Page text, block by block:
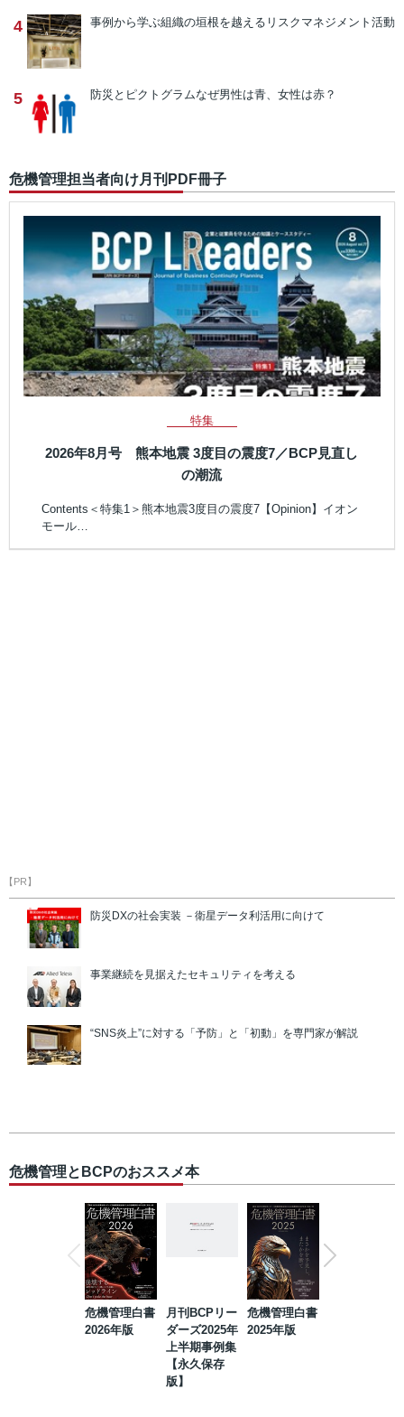
4 事例から学ぶ組織の垣根を越えるリスクマネジメント活動
5 防災とピクトグラムなぜ男性は青、女性は赤？
危機管理担当者向け月刊PDF冊子
特集
2026年8月号 熊本地震 3度目の震度7／BCP見直し
の潮流
Contents＜特集1＞熊本地震3度目の震度7【Opinion】イオン
モール…
【PR】
防災DXの社会実装 －衛星データ利活用に向けて
事業継続を見据えたセキュリティを考える
“SNS炎上”に対する「予防」と「初動」を専門家が解説
危機管理とBCPのおススメ本
危機管理白書
2026年版
月刊BCPリー
ダーズ2025年
上半期事例集
【永久保存
版】
危機管理白書
2025年版